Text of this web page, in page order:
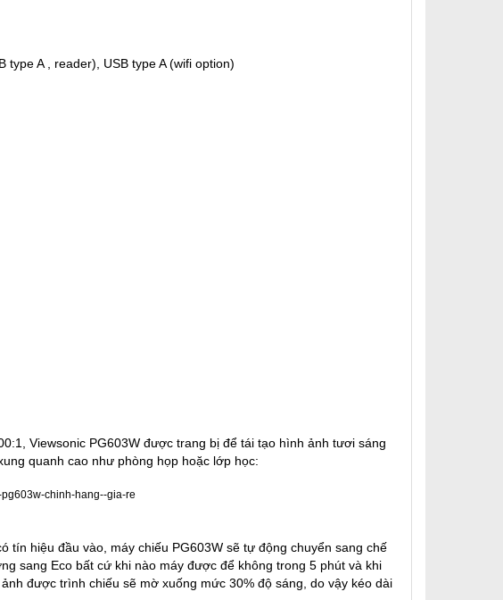
type A , reader), USB type A (wifi option)
Viewsonic PG603W được trang bị để tái tạo hình ảnh tươi sáng
quanh cao như phòng họp hoặc lớp học:
tín hiệu đầu vào, máy chiếu PG603W sẽ tự động chuyển sang chế
sang Eco bất cứ khi nào máy được để không trong 5 phút và khi
được trình chiếu sẽ mờ xuống mức 30% độ sáng, do vậy kéo dài